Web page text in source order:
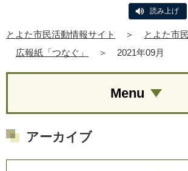
読み上げ
とよた市民活動情報サイト ＞ とよた市
広報紙「つなぐ」
＞ 2021年09月
Menu
アーカイブ